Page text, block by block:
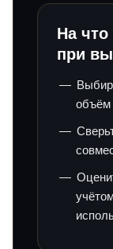
На что
при
объём